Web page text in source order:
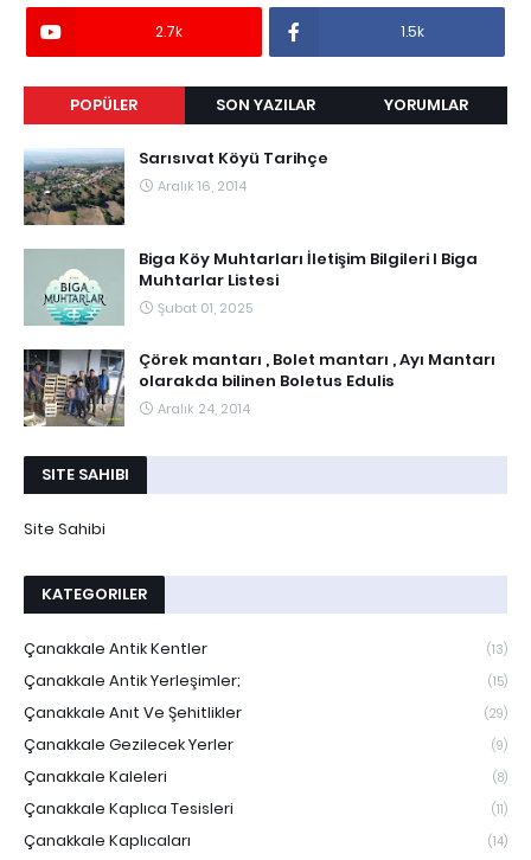
2.7k 1.5k
POPÜLER SON YAZILAR YORUMLAR
Sarısıvat Köyü Tarihçe
Aralık 16, 2014
Biga Köy Muhtarları İletişim Bilgileri I Biga
Muhtarlar Listesi
Şubat 01, 2025
Çörek mantarı , Bolet mantarı , Ayı Mantarı
olarakda bilinen Boletus Edulis
Aralık 24, 2014
SITE SAHIBI
Site Sahibi
KATEGORILER
Çanakkale Antik Kentler (13)
Çanakkale Antik Yerleşimler; (15)
Çanakkale Anıt Ve Şehitlikler (29)
Çanakkale Gezilecek Yerler (9)
Çanakkale Kaleleri (8)
Çanakkale Kaplıca Tesisleri (11)
Çanakkale Kaplıcaları (14)